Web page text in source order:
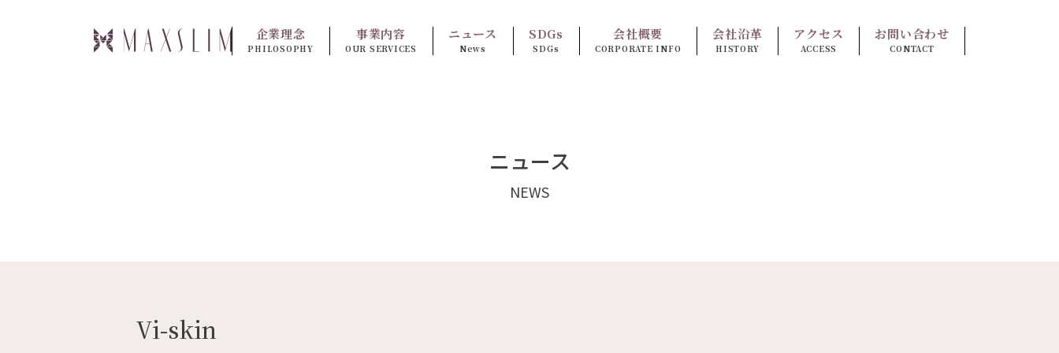
企業理念
PHILOSOPHY
事業内容
OUR SERVICES
ニュース
News
SDGs
SDGs
会社概要
CORPORATE INFO
会社沿革
HISTORY
アクセス
ACCESS
お問い合わせ
CONTACT
ニュース
NEWS
Vi-skin